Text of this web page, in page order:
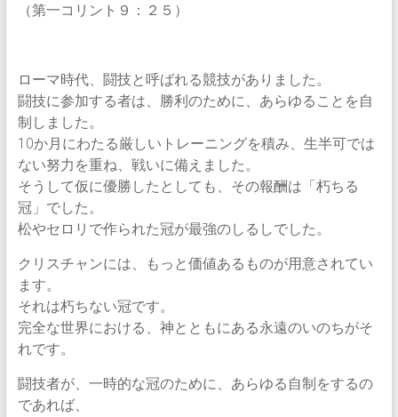
（第一コリント９：２５）
ローマ時代、闘技と呼ばれる競技がありました。
闘技に参加する者は、勝利のために、あらゆることを自
制しました。
10か月にわたる厳しいトレーニングを積み、生半可では
ない努力を重ね、戦いに備えました。
そうして仮に優勝したとしても、その報酬は「朽ちる
冠」でした。
松やセロリで作られた冠が最強のしるしでした。
クリスチャンには、もっと価値あるものが用意されてい
ます。
それは朽ちない冠です。
完全な世界における、神とともにある永遠のいのちがそ
れです。
闘技者が、一時的な冠のために、あらゆる自制をするの
であれば、